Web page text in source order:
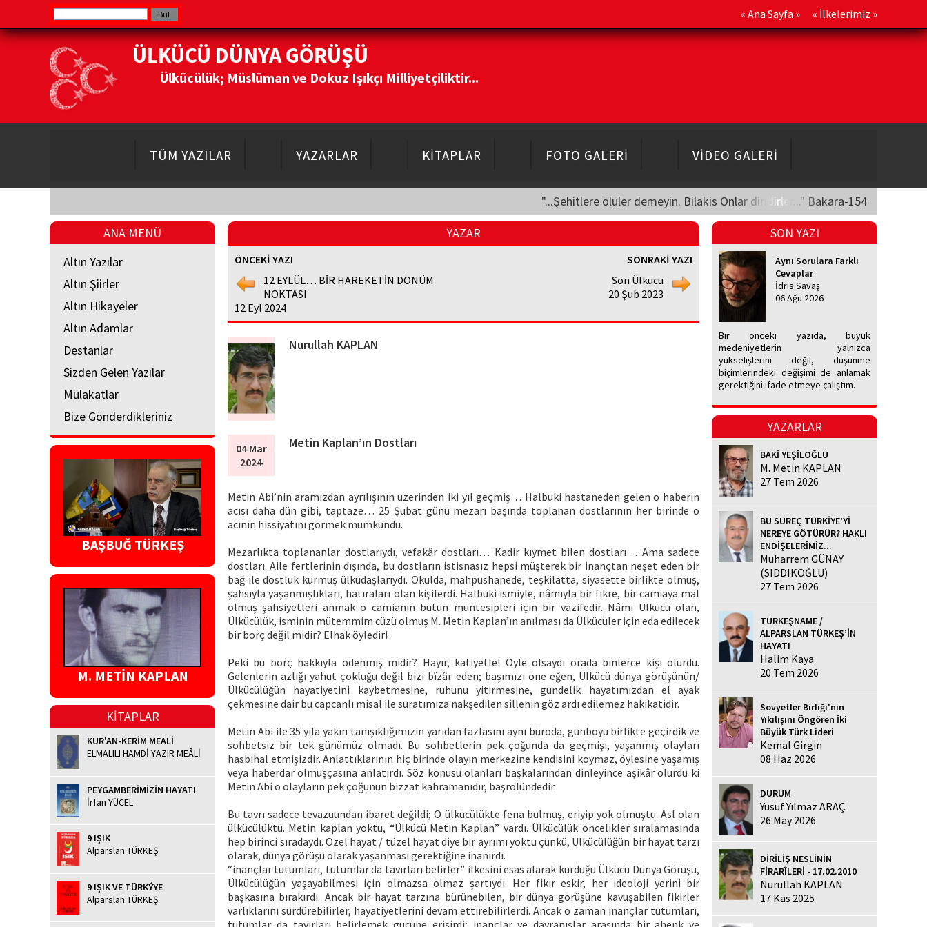
« Ana Sayfa » « İlkelerimiz »
ÜLKÜCÜ DÜNYA GÖRÜŞÜ
Ülkücülük; Müslüman ve Dokuz Işıkçı Milliyetçiliktir...
TÜM YAZILAR YAZARLAR KİTAPLAR FOTO GALERİ VİDEO GALERİ
"...Şehitlere ölüler demeyin. Bilakis Onlar diridirler..." Bakara-154
ANA MENÜ
Altın Yazılar
Altın Şiirler
Altın Hikayeler
Altın Adamlar
Destanlar
Sizden Gelen Yazılar
Mülakatlar
Bize Gönderdikleriniz
BAŞBUĞ TÜRKEŞ
M. METİN KAPLAN
KİTAPLAR
KUR'AN-KERİM MEALİ
ELMALILI HAMDİ YAZIR MEÂLİ
PEYGAMBERİMİZİN HAYATI
İrfan YÜCEL
9 IŞIK
Alparslan TÜRKEŞ
9 IŞIK VE TÜRKÝYE
Alparslan TÜRKEŞ
YAZAR
ÖNCEKİ YAZI
12 EYLÜL… BİR HAREKETİN DÖNÜM
NOKTASI
12 Eyl 2024
SONRAKİ YAZI
Son Ülkücü
20 Şub 2023
Nurullah KAPLAN
04 Mar
2024
Metin Kaplan’ın Dostları
Metin Abi’nin aramızdan ayrılışının üzerinden iki yıl geçmiş… Halbuki hastaneden gelen o haberin
acısı daha dün gibi, taptaze… 25 Şubat günü mezarı başında toplanan dostlarının her birinde o
acının hissiyatını görmek mümkündü.
Mezarlıkta toplananlar dostlarıydı, vefakâr dostları… Kadir kıymet bilen dostları… Ama sadece
dostları. Aile fertlerinin dışında, bu dostların istisnasız hepsi müşterek bir inançtan neşet eden bir
bağ ile dostluk kurmuş ülküdaşlarıydı. Okulda, mahpushanede, teşkilatta, siyasette birlikte olmuş,
şahsıyla yaşanmışlıkları, hatıraları olan kişilerdi. Halbuki ismiyle, nâmıyla bir fikre, bir camiaya mal
olmuş şahsiyetleri anmak o camianın bütün müntesipleri için bir vazifedir. Nâmı Ülkücü olan,
Ülkücülük, isminin mütemmim cüzü olmuş M. Metin Kaplan’ın anılması da Ülkücüler için eda edilecek
bir borç değil midir? Elhak öyledir!
Peki bu borç hakkıyla ödenmiş midir? Hayır, katiyetle! Öyle olsaydı orada binlerce kişi olurdu.
Gelenlerin azlığı yahut çokluğu değil bizi bîzâr eden; başımızı öne eğen, Ülkücü dünya görüşünün/
Ülkücülüğün hayatiyetini kaybetmesine, ruhunu yitirmesine, gündelik hayatımızdan el ayak
çekmesine dair bu capcanlı misal ile suratımıza nakşedilen sillenin göz ardı edilemez hakikatidir.
Metin Abi ile 35 yıla yakın tanışıklığımızın yarıdan fazlasını aynı büroda, günboyu birlikte geçirdik ve
sohbetsiz bir tek günümüz olmadı. Bu sohbetlerin pek çoğunda da geçmişi, yaşanmış olayları
hasbihal etmişizdir. Anlattıklarının hiç birinde olayın merkezine kendisini koymaz, öylesine yaşamış
veya haberdar olmuşçasına anlatırdı. Söz konusu olanları başkalarından dinleyince aşikâr olurdu ki
Metin Abi o olayların pek çoğunun bizzat kahramanıdır, başrolündedir.
Bu tavrı sadece tevazuundan ibaret değildi; O ülkücülükte fena bulmuş, eriyip yok olmuştu. Asl olan
ülkücülüktü. Metin kaplan yoktu, “Ülkücü Metin Kaplan” vardı. Ülkücülük öncelikler sıralamasında
hep birinci sıradaydı. Özel hayat / tüzel hayat diye bir ayrımı yoktu çünkü, Ülkücülüğün bir hayat tarzı
olarak, dünya görüşü olarak yaşanması gerektiğine inanırdı.
“inançlar tutumları, tutumlar da tavırları belirler” ilkesini esas alarak kurduğu Ülkücü Dünya Görüşü,
Ülkücülüğün yaşayabilmesi için olmazsa olmaz şartıydı. Her fikir eskir, her ideoloji yerini bir
başkasına bırakırdı. Ancak bir hayat tarzına bürünebilen, bir dünya görüşüne kavuşabilen fikirler
varlıklarını sürdürebilirler, hayatiyetlerini devam ettirebilirlerdi. Ancak o zaman inançlar tutumları,
SON YAZI
Aynı Sorulara Farklı
Cevaplar
İdris Savaş
06 Ağu 2026
Bir önceki yazıda, büyük
medeniyetlerin yalnızca
yükselişlerini değil, düşünme
biçimlerindeki değişimi de anlamak
gerektiğini ifade etmeye çalıştım.
YAZARLAR
BAKİ YEŞİLOĞLU
M. Metin KAPLAN
27 Tem 2026
BU SÜREÇ TÜRKİYE’Yİ
NEREYE GÖTÜRÜR? HAKLI
ENDİŞELERİMİZ...
Muharrem GÜNAY
(SIDDIKOĞLU)
27 Tem 2026
TÜRKEŞNAME /
ALPARSLAN TÜRKEŞ’İN
HAYATI
Halim Kaya
20 Tem 2026
Sovyetler Birliği'nin
Yıkılışını Öngören İki
Büyük Türk Lideri
Kemal Girgin
08 Haz 2026
DURUM
Yusuf Yılmaz ARAÇ
26 May 2026
DİRİLİŞ NESLİNİN
FİRARÎLERİ - 17.02.2010
Nurullah KAPLAN
17 Kas 2025